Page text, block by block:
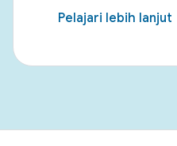
Pelajari lebih lanjut